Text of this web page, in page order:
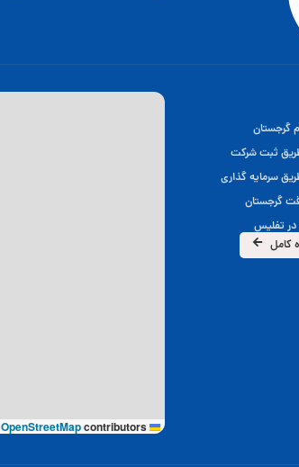
Leaflet
OpenStreetMapcontributors
گرجستان
ثبت شرکت
سرمایه گذاری
گرجستان
در تفلیس
کامل